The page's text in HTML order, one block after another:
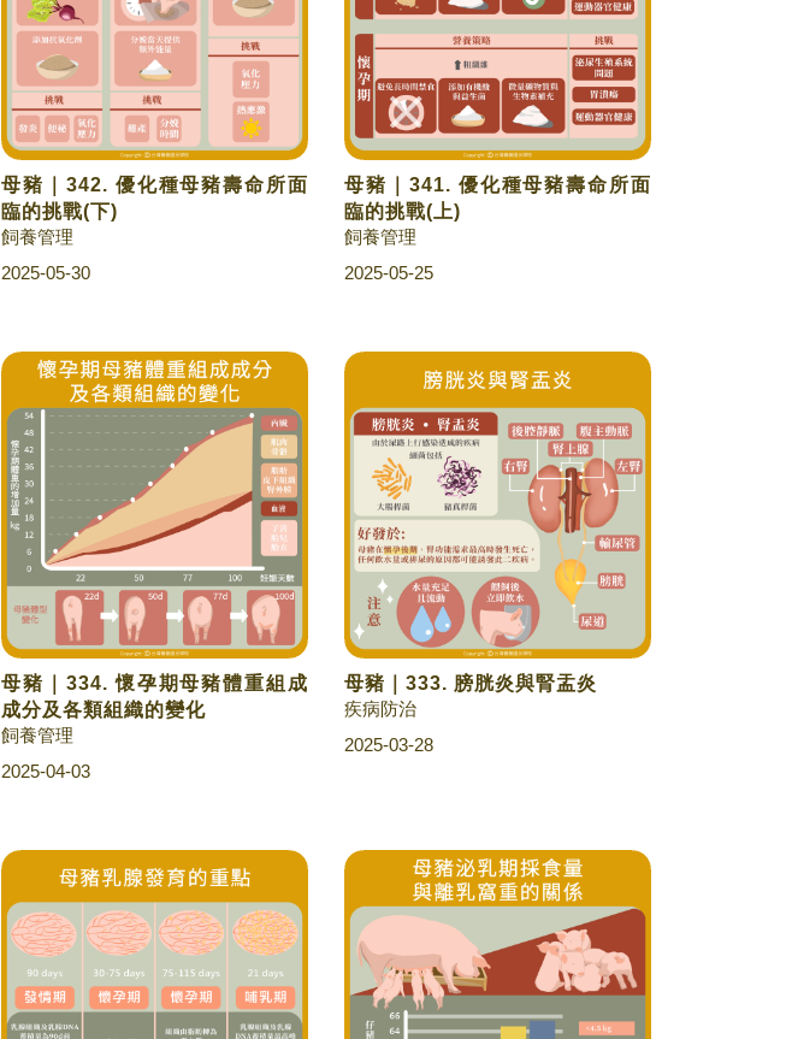
母豬｜342. 優化種母豬壽命所面
臨的挑戰(下)
飼養管理
2025-05-30
母豬｜341. 優化種母豬壽命所面
臨的挑戰(上)
飼養管理
2025-05-25
母豬｜334. 懷孕期母豬體重組成
成分及各類組織的變化
飼養管理
2025-04-03
母豬｜333. 膀胱炎與腎盂炎
疾病防治
2025-03-28